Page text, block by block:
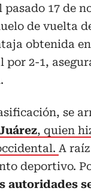
17 de
de vuelta
obtenida
por 2-1,
se
, quien
A
deportivo.
autoridades